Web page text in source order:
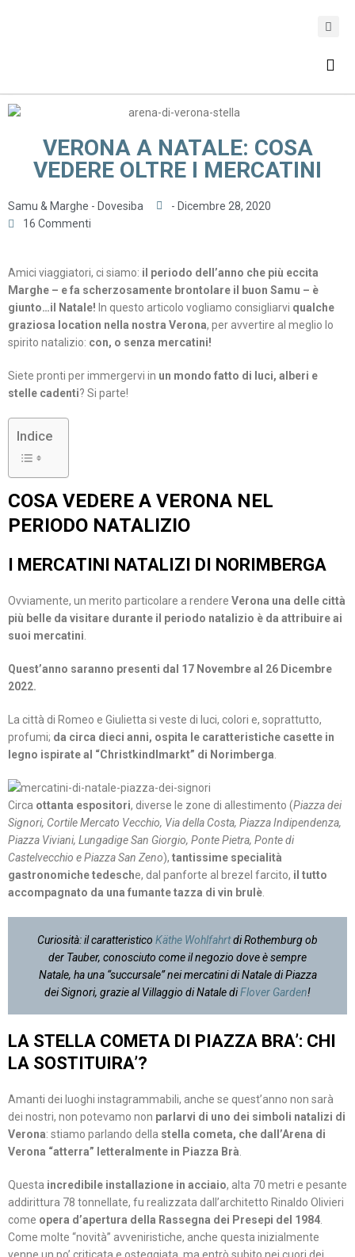
VERONA A NATALE: COSA
VEDERE OLTRE I MERCATINI
Samu & Marghe - Dovesiba - Dicembre 28, 2020
16 Commenti
Amici viaggiatori, ci siamo: il periodo dell’anno che più eccita
Marghe – e fa scherzosamente brontolare il buon Samu – è
giunto…il Natale! In questo articolo vogliamo consigliarvi qualche
graziosa location nella nostra Verona, per avvertire al meglio lo
spirito natalizio: con, o senza mercatini!
Siete pronti per immergervi in un mondo fatto di luci, alberi e
stelle cadenti? Si parte!
Indice
COSA VEDERE A VERONA NEL
PERIODO NATALIZIO
I MERCATINI NATALIZI DI NORIMBERGA
Ovviamente, un merito particolare a rendere Verona una delle città
più belle da visitare durante il periodo natalizio è da attribuire ai
suoi mercatini.
Quest’anno saranno presenti dal 17 Novembre al 26 Dicembre
2022.
La città di Romeo e Giulietta si veste di luci, colori e, soprattutto,
profumi; da circa dieci anni, ospita le caratteristiche casette in
legno ispirate al “Christkindlmarkt” di Norimberga.
Circa ottanta espositori, diverse le zone di allestimento (Piazza dei
Signori, Cortile Mercato Vecchio, Via della Costa, Piazza Indipendenza,
Piazza Viviani, Lungadige San Giorgio, Ponte Pietra, Ponte di
Castelvecchio e Piazza San Zeno), tantissime specialità
gastronomiche tedesche, dal panforte al brezel farcito, il tutto
accompagnato da una fumante tazza di vin brulè.
Curiosità: il caratteristico Käthe Wohlfahrtdi Rothemburg ob
der Tauber, conosciuto come il negozio dove è sempre
Natale, ha una “succursale” nei mercatini di Natale di Piazza
dei Signori, grazie al Villaggio di Natale diFlover Garden!
LA STELLA COMETA DI PIAZZA BRA’: CHI
LA SOSTITUIRA’?
Amanti dei luoghi instagrammabili, anche se quest’anno non sarà
dei nostri, non potevamo non parlarvi di uno dei simboli natalizi di
Verona: stiamo parlando della stella cometa, che dall’Arena di
Verona “atterra” letteralmente in Piazza Brà.
Questa incredibile installazione in acciaio, alta 70 metri e pesante
addirittura 78 tonnellate, fu realizzata dall’architetto Rinaldo Olivieri
come opera d’apertura della Rassegna dei Presepi del 1984.
Come molte “novità” avveniristiche, anche questa inizialmente